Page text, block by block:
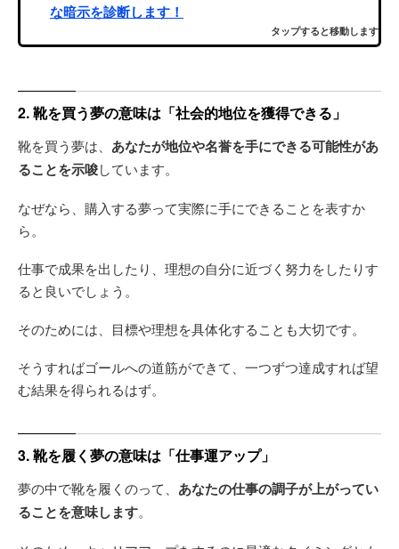
な暗示を診断します！
タップすると移動します
2. 靴を買う夢の意味は「社会的地位を獲得できる」
靴を買う夢は、 あなたが地位や名誉を手にできる可能性があ
ることを示唆しています。
なぜなら、購入する夢って実際に手にできることを表すか
ら。
仕事で成果を出したり、理想の自分に近づく努力をしたりす
ると良いでしょう。
そのためには、目標や理想を具体化することも大切です。
そうすればゴールへの道筋ができて、一つずつ達成すれば望
む結果を得られるはず。
3. 靴を履く夢の意味は「仕事運アップ」
夢の中で靴を履くのって、 あなたの仕事の調子が上がってい
ることを意味します。